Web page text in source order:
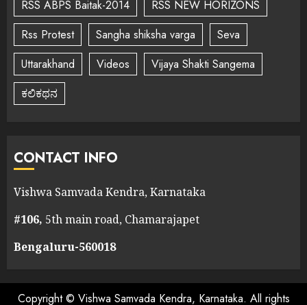
RSS ABPS Baitak-2014
RSS NEW HORIZONS
Rss Protest
Sangha shiksha varga
Seva
Uttarakhand
Videos
Vijaya Shakti Sangema
ಕಲಿಕಥನ
CONTACT INFO
Vishwa Samvada Kendra, Karnataka
#106, 5th main road, Chamarajapet
Bengaluru-560018
Copyright © Vishwa Samvada Kendra, Karnataka. All rights